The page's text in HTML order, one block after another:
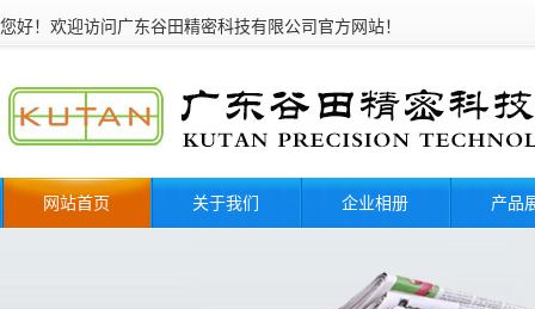
您好！欢迎访问广东谷田精密科技有限公司官
网站首页 关于我们 企业相册 产品